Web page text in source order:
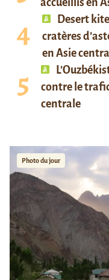
Desert
cratères
en Asie
contre le
centrale
Photo du jour